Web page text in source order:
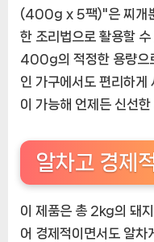
(400g x 5팩)"은 찌개
한 조리법으로 활용할
400g의 적정한 용량으
인 가구에서도 편리하게
이 가능해 언제든 신선
알차고 경제
이 제품은 총 2kg의 돼
어 경제적이면서도 알차